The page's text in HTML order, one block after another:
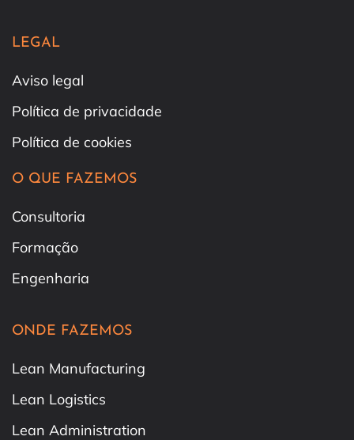
LEGAL
Aviso legal
Política de privacidade
Política de cookies
O QUE FAZEMOS
Consultoria
Formação
Engenharia
ONDE FAZEMOS
Lean Manufacturing
Lean Logistics
Lean Administration